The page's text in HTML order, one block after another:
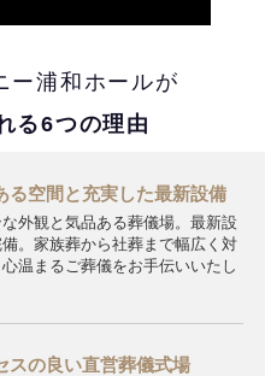
ー浦和ホールが
る6つの理由
る空間と充実した最新設備
外観と気品ある葬儀場。最新設
。家族葬から社葬まで幅広く対
温まるご葬儀をお手伝いいたし
スの良い直営葬儀式場